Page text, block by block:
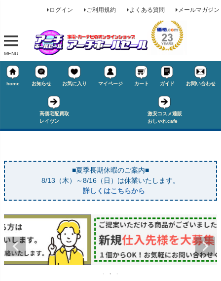
ログイン ご利用規約 よくある質問 メールマガジン
MENU
home お知らせ お気に入り マイページ カート ガイド お問い合わせ
高価宅配買取
レイヴン
激安コスメ通販
おしゃれcafe
■夏季長期休暇のご案内■
8/13（木）～8/16（日）は休業いたします。
詳しくはこちらから